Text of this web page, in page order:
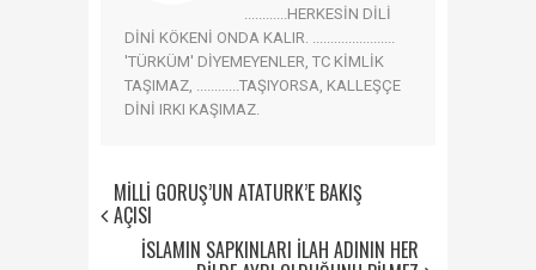
............HERKESİN DİLİ
DİNİ KÖKENİ ONDA KALIR. .......................
'TÜRKÜM' DİYEMEYENLER, TC KİMLİK
TAŞIMAZ, ............TAŞIYORSA, KALLEŞÇE
DİNİ IRKI KAŞIMAZ.
MİLLİ GÖRÜŞ’ÜN ATATÜRK’E BAKIŞ
AÇISI
İSLAMIN SAPKINLARI İLAH ADININ HER